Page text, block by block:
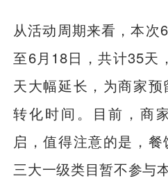
从活动周期来看，本次
至6月18日，共计35天
天大幅延长，为商家预
转化时间。目前，商
启，值得注意的是，
三大一级类目暂不参与